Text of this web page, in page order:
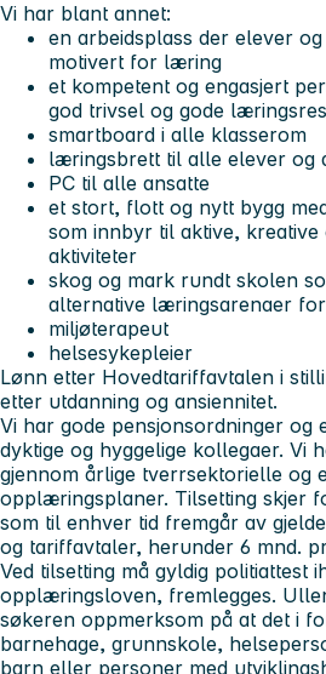
Vi har blant annet:
en arbeidsplass der elever
motivert for læring
et kompetent og engasjert
god trivsel og gode
smartboard i alle klasserom
læringsbrett til alle elever og
PC til alle ansatte
et stort, flott og nytt bygg
som innbyr til aktive,
aktiviteter
skog og mark rundt skolen
alternative læringsarenaer
miljøterapeut
helsesykepleier
Lønn etter Hovedtariffavtalen i
etter utdanning og ansiennitet.
Vi har gode pensjonsordninger og
dyktige og hyggelige kollegaer. Vi
gjennom årlige tverrsektorielle og
opplæringsplaner. Tilsetting skjer
som til enhver tid fremgår av
og tariffavtaler, herunder 6 mnd.
Ved tilsetting må gyldig politiattest
opplæringsloven, fremlegges.
søkeren oppmerksom på at det i
barnehage, grunnskole,
barn eller personer med